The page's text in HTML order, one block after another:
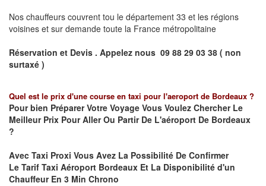
Nos chauffeurs couvrent tou le département 33 et les régions
voisines et sur demande toute la France métropolitaine
Réservation et Devis . Appelez nous 09 88 29 03 38 ( non
surtaxé )
Quel est le prix d'une course en taxi pour l'aeroport de Bordeaux ?
Pour bien Préparer Votre Voyage Vous Voulez Chercher Le
Meilleur Prix Pour Aller Ou Partir De L'aéroport De Bordeaux
?
Avec Taxi Proxi Vous Avez La Possibilité De Confirmer
Le Tarif Taxi Aéroport Bordeaux Et La Disponibilité d'un
Chauffeur En 3 Min Chrono